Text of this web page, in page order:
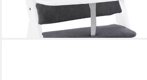
UVP144,80 €
lieferbar - in 3-4 Werktagen bei dir